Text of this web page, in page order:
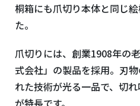
桐箱にも爪切り本体と同じ
た。
爪切りには、創業1908年の
式会社」の製品を採用。刃
れた技術が光る一品で、切
が特長です。